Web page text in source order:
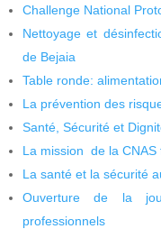
Challenge National
Nettoyage et
de Bejaia
Table ronde:
La prévention des
Santé, Sécurité et
La mission de la
La santé et la sécurité
Ouverture de la
professionnels